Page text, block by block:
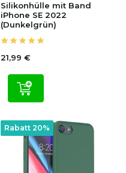
Silikonhülle mit Band
iPhone SE 2022
(Dunkelgrün)
21,99 €
Rabatt 20%